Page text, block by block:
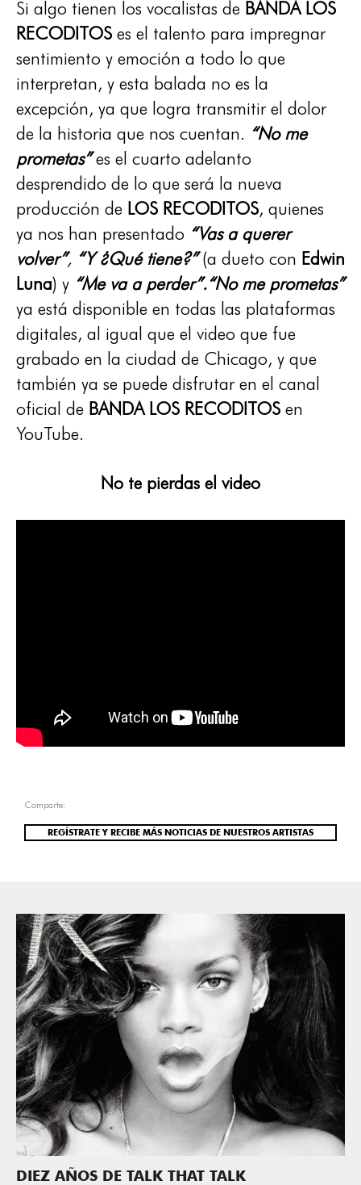
Si algo tienen los vocalistas de BANDA LOS
RECODITOS es el talento para impregnar
sentimiento y emoción a todo lo que
interpretan, y esta balada no es la
excepción, ya que logra transmitir el dolor
de la historia que nos cuentan. “No me
prometas”es el cuarto adelanto
desprendido de lo que será la nueva
producción de LOS RECODITOS, quienes
ya nos han presentado “Vas a querer
volver”, “Y ¿Qué tiene?”(a dueto con Edwin
Luna) y “Me va a perder”.“No me prometas”
ya está disponible en todas las plataformas
digitales, al igual que el video que fue
grabado en la ciudad de Chicago, y que
también ya se puede disfrutar en el canal
oficial de BANDA LOS RECODITOS en
YouTube.
No te pierdas el video
Comparte:
REGÍSTRATE Y RECIBE MÁS NOTICIAS DE NUESTROS ARTISTAS
DIEZ AÑOS DE TALK THAT TALK